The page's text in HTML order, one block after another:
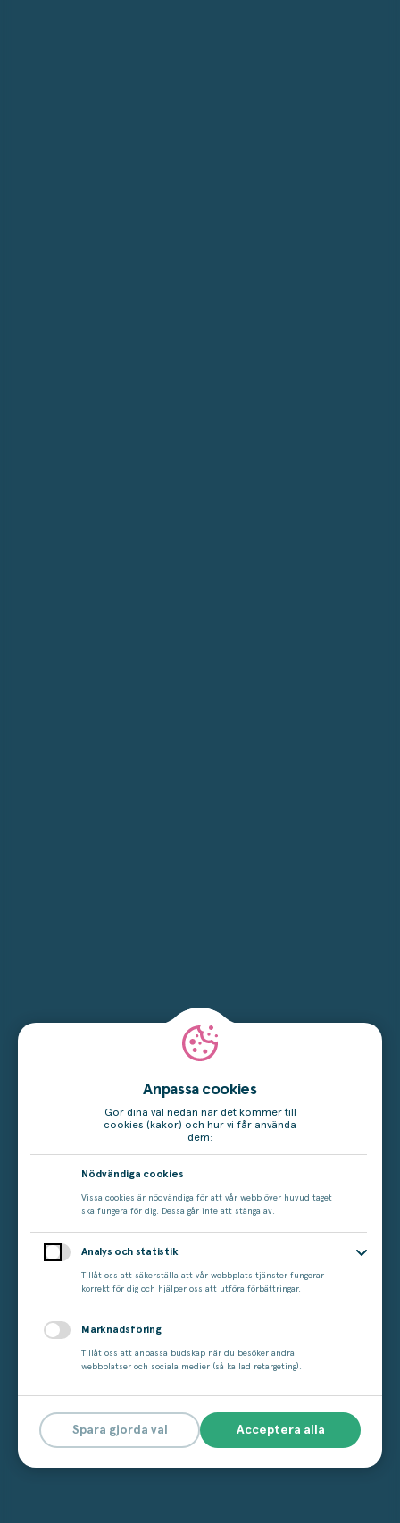
Anpassa cookies
Gör dina val nedan när det kommer till
cookies (kakor) och hur vi får använda
dem:
Nödvändiga cookies
Vissa cookies är nödvändiga för att vår webb över huvud taget
ska fungera för dig. Dessa går inte att stänga av.
Analys och statistik
Tillåt oss att säkerställa att vår webbplats tjänster fungerar
korrekt för dig och hjälper oss att utföra förbättringar.
Marknadsföring
Tillåt oss att anpassa budskap när du besöker andra
webbplatser och sociala medier (så kallad retargeting).
Spara gjorda val Acceptera alla